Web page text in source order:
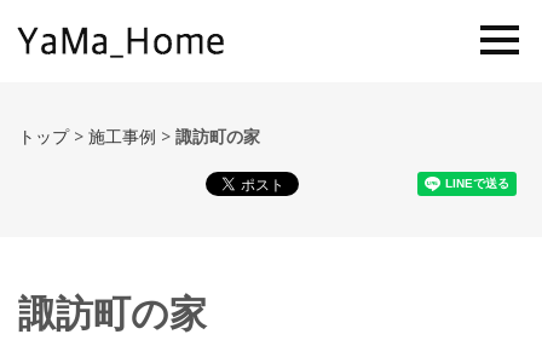
トップ > 施工事例 > 諏訪町の家
諏訪町の家